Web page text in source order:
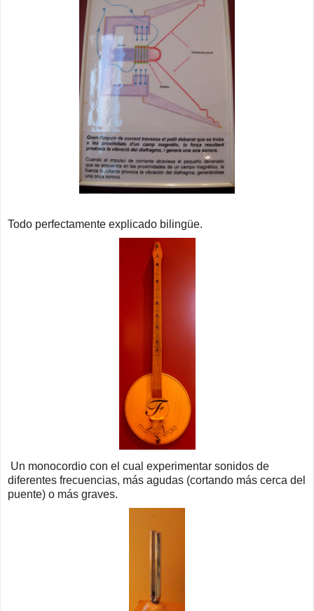
Todo perfectamente explicado bilingüe.
Un monocordio con el cual experimentar sonidos de
diferentes frecuencias, más agudas (cortando más cerca del
puente) o más graves.